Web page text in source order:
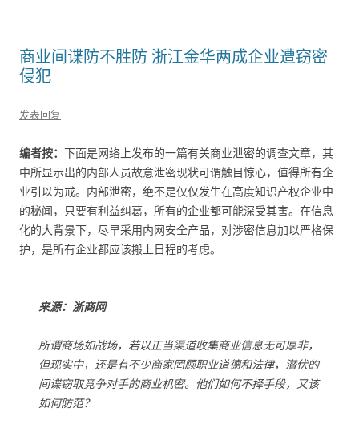
商业间谍防不胜防 浙江金华两成企业遭窃密
侵犯
发表回复
编者按： 下面是网络上发布的一篇有关商业泄密的调查文章，其
中所显示出的内部人员故意泄密现状可谓触目惊心，值得所有企
业引以为戒。内部泄密，绝不是仅仅发生在高度知识产权企业中
的秘闻，只要有利益纠葛，所有的企业都可能深受其害。在信息
化的大背景下，尽早采用内网安全产品，对涉密信息加以严格保
护，是所有企业都应该搬上日程的考虑。
来源：浙商网
所谓商场如战场，若以正当渠道收集商业信息无可厚非，
但现实中，还是有不少商家罔顾职业道德和法律，潜伏的
间谍窃取竞争对手的商业机密。他们如何不择手段，又该
如何防范？